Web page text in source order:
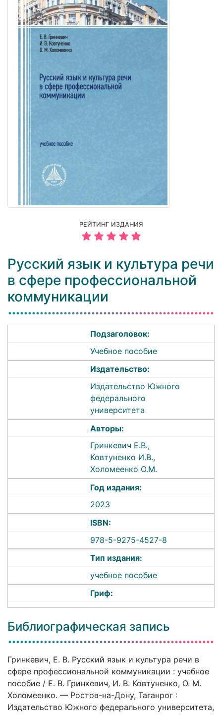
РЕЙТИНГ ИЗДАНИЯ
Русский язык и культура речи
в сфере профессиональной
коммуникации
Подзаголовок:
Учебное пособие
Издательство:
Издательство Южного
федерального
университета
Авторы:
Гринкевич Е.В.,
Ковтуненко И.В.,
Холомеенко О.М.
Год издания:
2023
ISBN:
978-5-9275-4527-8
Тип издания:
учебное пособие
Гриф:
Библиографическая запись
Гринкевич, Е. В. Русский язык и культура речи в
сфере профессиональной коммуникации : учебное
пособие / Е. В. Гринкевич, И. В. Ковтуненко, О. М.
Холомеенко. — Ростов-на-Дону, Таганрог :
Издательство Южного федерального университета,